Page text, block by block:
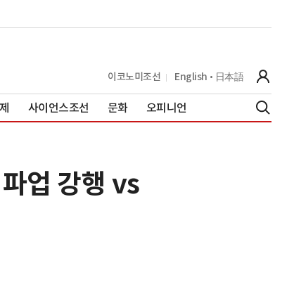
이코노미조선 English 日本語
사이언스조선 문화 오피니언
업 강행 vs